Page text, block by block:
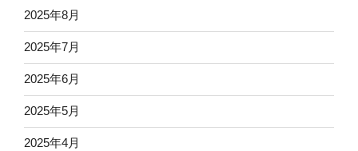
2025年8月
2025年7月
2025年6月
2025年5月
2025年4月